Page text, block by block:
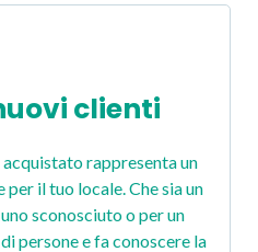
clienti
rappresenta un
il tuo locale. Che sia un
sconosciuto o per un
persone e fa conoscere la